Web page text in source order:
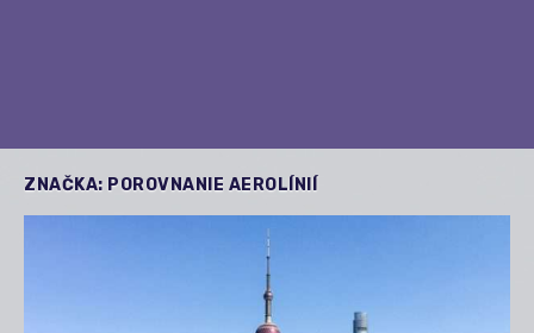
ZNAČKA: POROVNANIE AEROLÍNIÍ